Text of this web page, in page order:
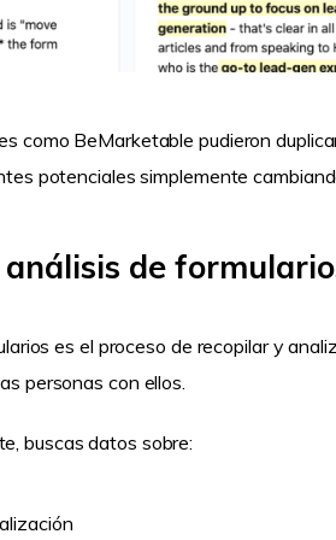
como BeMarketable pudieron
potenciales simplemente
análisis de
es el proceso de recopilar y
personas con ellos.
buscas datos sobre: